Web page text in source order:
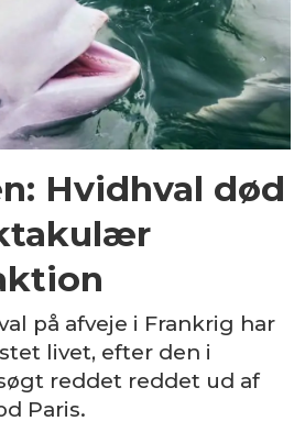
Hvidhval død
på afveje i Frankrig har
livet, efter den i
reddet reddet ud af
Paris.